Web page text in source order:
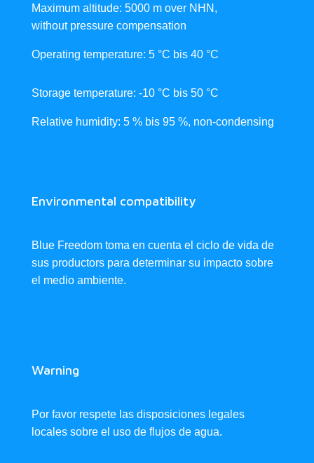
Maximum altitude: 5000 m over NHN,
without pressure compensation
Operating temperature: 5 °C bis 40 °C
Storage temperature: -10 °C bis 50 °C
Relative humidity: 5 % bis 95 %, non-condensing
Environmental compatibility
Blue Freedom toma en cuenta el ciclo de vida de
sus productors para determinar su impacto sobre
el medio ambiente.
Warning
Por favor respete las disposiciones legales
locales sobre el uso de flujos de agua.